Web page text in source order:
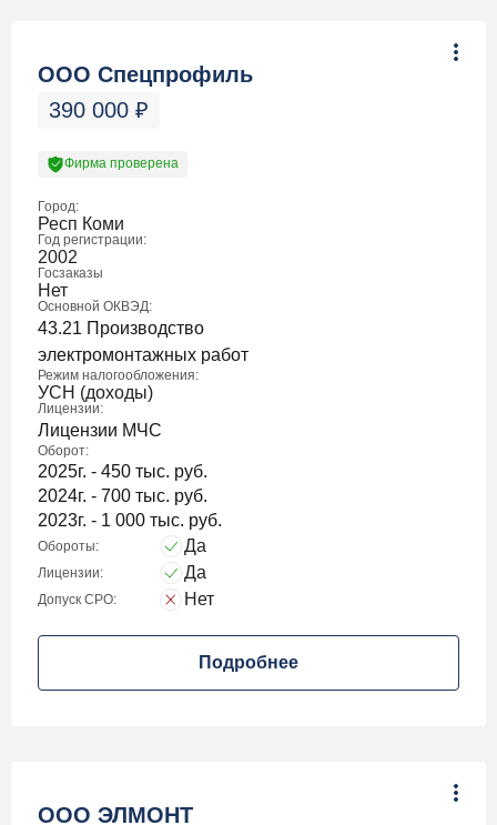
ООО Спецпрофиль
390 000 ₽
Фирма проверена
Город:
Респ Коми
Год регистрации:
2002
Госзаказы
Нет
Основной ОКВЭД:
43.21 Производство
электромонтажных работ
Режим налогообложения:
УСН (доходы)
Лицензии:
Лицензии МЧС
Оборот:
2025г. - 450 тыс. руб.
2024г. - 700 тыс. руб.
2023г. - 1 000 тыс. руб.
Обороты: Да
Лицензии: Да
Допуск СРО: Нет
Подробнее
ООО ЭЛМОНТ